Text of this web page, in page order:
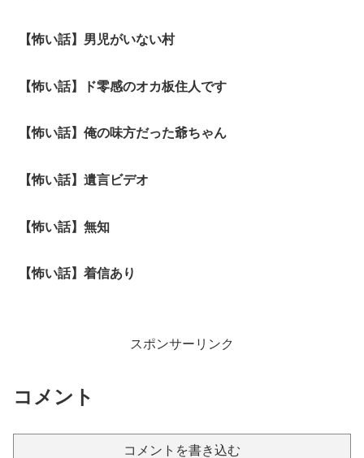
【怖い話】男児がいない村
【怖い話】ド零感のオカ板住人です
【怖い話】俺の味方だった爺ちゃん
【怖い話】遺言ビデオ
【怖い話】無知
【怖い話】着信あり
スポンサーリンク
コメント
コメントを書き込む